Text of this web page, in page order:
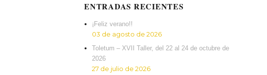
ENTRADAS RECIENTES
¡Feliz verano!!
03 de agosto de 2026
Toletum – XVII Taller, del 22 al 24 de octubre de
2026
27 de julio de 2026